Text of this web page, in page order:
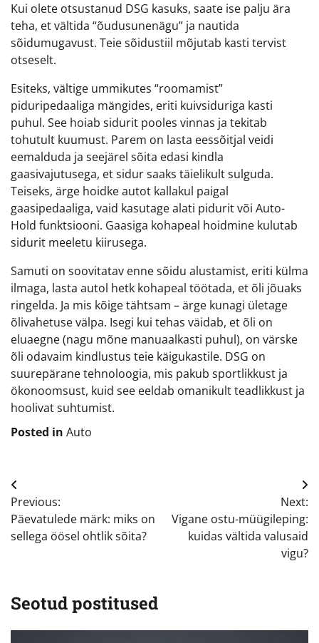
Kui olete otsustanud DSG kasuks, saate ise palju ära
teha, et vältida “õudusunenägu” ja nautida
sõidumugavust. Teie sõidustiil mõjutab kasti tervist
otseselt.
Esiteks, vältige ummikutes “roomamist”
piduripedaaliga mängides, eriti kuivsiduriga kasti
puhul. See hoiab sidurit pooles vinnas ja tekitab
tohutult kuumust. Parem on lasta eessõitjal veidi
eemalduda ja seejärel sõita edasi kindla
gaasivajutusega, et sidur saaks täielikult sulguda.
Teiseks, ärge hoidke autot kallakul paigal
gaasipedaaliga, vaid kasutage alati pidurit või Auto-
Hold funktsiooni. Gaasiga kohapeal hoidmine kulutab
sidurit meeletu kiirusega.
Samuti on soovitatav enne sõidu alustamist, eriti külma
ilmaga, lasta autol hetk kohapeal töötada, et õli jõuaks
ringelda. Ja mis kõige tähtsam – ärge kunagi ületage
õlivahetuse välpa. Isegi kui tehas väidab, et õli on
eluaegne (nagu mõne manuaalkasti puhul), on värske
õli odavaim kindlustus teie käigukastile. DSG on
suurepärane tehnoloogia, mis pakub sportlikkust ja
ökonoomsust, kuid see eeldab omanikult teadlikkust ja
hoolivat suhtumist.
Posted in Auto
Navigeerimine
Previous:
Päevatulede märk: miks on
sellega öösel ohtlik sõita?
Next:
Vigane ostu-müügileping:
kuidas vältida valusaid
vigu?
Seotud postitused